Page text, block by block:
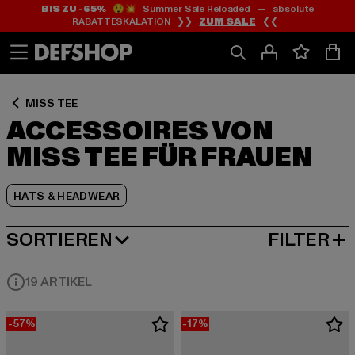
Zum
Inhalt
springen
Zum
Fußzeile
springen
BIS ZU -65%😲💥 Summer Sale Reloaded — absolute
RABATTESKALATION ❯❯ ZUM SALE ❮❮
MISS TEE
ACCESSOIRES VON
MISS TEE FÜR FRAUEN
HATS & HEADWEAR
Zum
Produktraster
springen
SORTIEREN
BELIEBTESTE FILTER
19 ARTIKEL
-57% -17%